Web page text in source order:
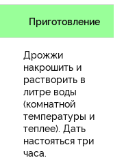
Приготовление
Дрожжи
накрошить и
растворить в
литре воды
(комнатной
температуры и
теплее). Дать
настояться три
часа.